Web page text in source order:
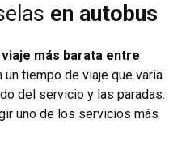
en autobus
más barata entre
un tiempo de viaje que varía
del servicio y las paradas.
uno de los servicios más